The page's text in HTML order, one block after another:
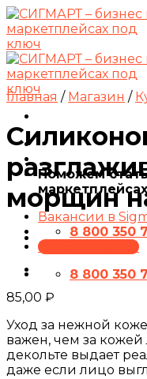
Skip
to
content
Поможем
маркетплейсах
Вакансии в
8 800 350
ПРЕЗЕНТАЦИЯ
8 800 350
Главная / Магазин /
морщин
85,00 ₽
Уход за нежной
важен, чем за
декольте выдает
даже если лицо